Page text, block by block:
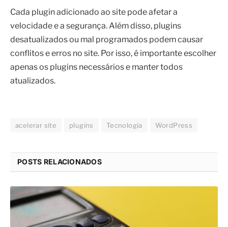
Cada plugin adicionado ao site pode afetar a
velocidade e a segurança. Além disso, plugins
desatualizados ou mal programados podem causar
conflitos e erros no site. Por isso, é importante escolher
apenas os plugins necessários e manter todos
atualizados.
acelerar site plugins Tecnologia WordPress
POSTS RELACIONADOS